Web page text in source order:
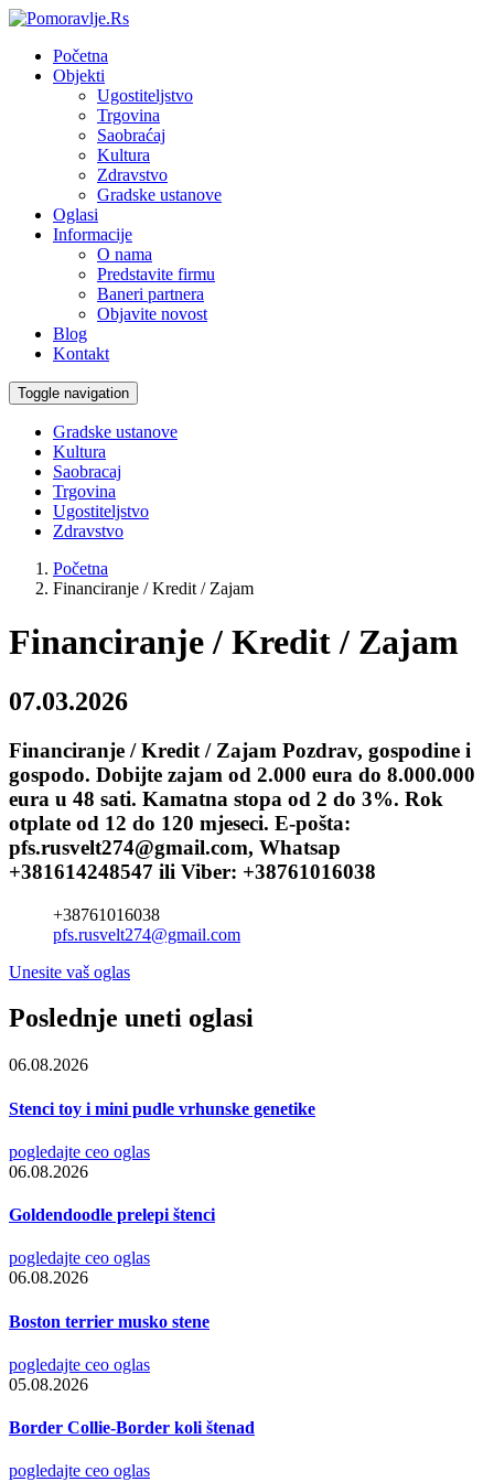
Početna
Objekti
Ugostiteljstvo
Trgovina
Saobraćaj
Kultura
Zdravstvo
Gradske ustanove
Oglasi
Informacije
O nama
Predstavite firmu
Baneri partnera
Objavite novost
Blog
Kontakt
Toggle navigation
Gradske ustanove
Kultura
Saobracaj
Trgovina
Ugostiteljstvo
Zdravstvo
Početna
Financiranje / Kredit / Zajam
Financiranje / Kredit / Zajam
07.03.2026
Financiranje / Kredit / Zajam Pozdrav, gospodine i
gospodo. Dobijte zajam od 2.000 eura do 8.000.000
eura u 48 sati. Kamatna stopa od 2 do 3%. Rok
otplate od 12 do 120 mjeseci. E-pošta:
pfs.rusvelt274@gmail.com, Whatsap
+381614248547 ili Viber: +38761016038
+38761016038
pfs.rusvelt274@gmail.com
Unesite vaš oglas
Poslednje uneti oglasi
06.08.2026
Stenci toy i mini pudle vrhunske genetike
pogledajte ceo oglas
06.08.2026
Goldendoodle prelepi štenci
pogledajte ceo oglas
06.08.2026
Boston terrier musko stene
pogledajte ceo oglas
05.08.2026
Border Collie-Border koli štenad
pogledajte ceo oglas